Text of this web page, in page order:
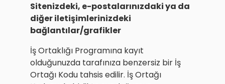
Sitenizdeki, e-postalarınızdaki ya da
diğer iletişimlerinizdeki
bağlantılar/grafikler
İş Ortaklığı Programına kayıt
olduğunuzda tarafınıza benzersiz bir İş
Ortağı Kodu tahsis edilir. İş Ortağı